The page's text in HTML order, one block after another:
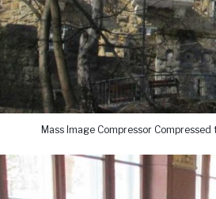
Mass Image Compressor